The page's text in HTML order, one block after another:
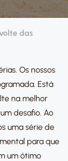
das
Os nossos
Está
na melhor
desafio. Ao
uma série de
para que
um ótimo